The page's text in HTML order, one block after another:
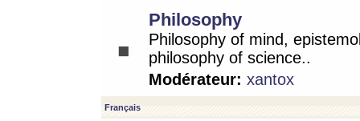
Philosophy
Philosophy of mind,
philosophy of science..
Modérateur: xantox
Français